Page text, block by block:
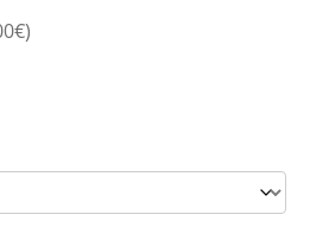
€)